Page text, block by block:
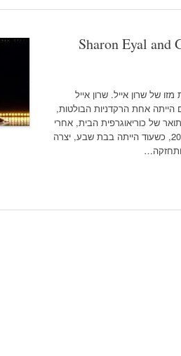
Sharon Eyal and
של שרון אייל. שרון אייל
אחת הרקדניות הבולטות,
של כוריאוגרפית הבית, אחרי
שהחלה ליצור במסגרת הלהקה. בשנת 2009, כשעוד הייתה בבת שבע, יצרה